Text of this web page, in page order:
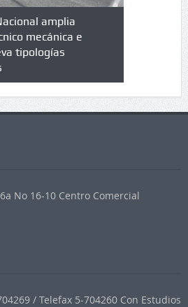
amplia
mecánica e
tipologías
No 16-10 Centro Comercial
/ Telefax 5-704260 Con Estudios